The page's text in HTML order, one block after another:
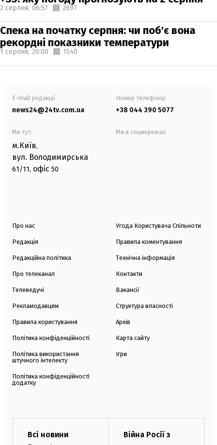
2 серпня, 06:57 2697
Спека на початку серпня: чи поб'є вона
рекордні показники температури
1 серпня, 20:00 1540
E-mail редакції
news24@24tv.com.ua
Номер телефону:
+38 044 390 5077
Ми тут:
м.Київ,
вул. Володимирська
61/11, офіс 50
Ми в соцмережах:
Про нас
Редакція
Редакційна політика
Про телеканал
Телеведучі
Рекламодавцям
Правила користування
Політика конфіденційності
Політика використання
штучного інтелекту
Політика конфіденційності
додатку
Угода Користувача Спільноти
Правила коментування
Технічна інформація
Контакти
Вакансії
Структура власності
Архів
Карта сайту
Ігри
Всі новини
Війна Росії з